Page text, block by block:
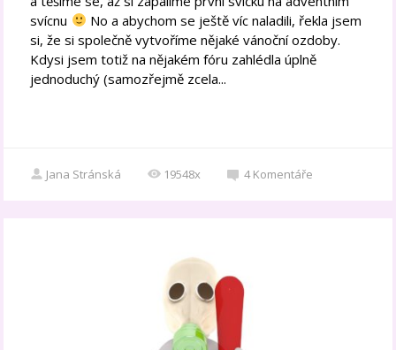
svícnu
No a abychom se ještě víc naladili, řekla jsem
si, že si společně vytvoříme nějaké vánoční ozdoby.
Kdysi jsem totiž na nějakém fóru zahlédla úplně
jednoduchý (samozřejmě zcela...
Jana Stránská 19548x 4Komentáře